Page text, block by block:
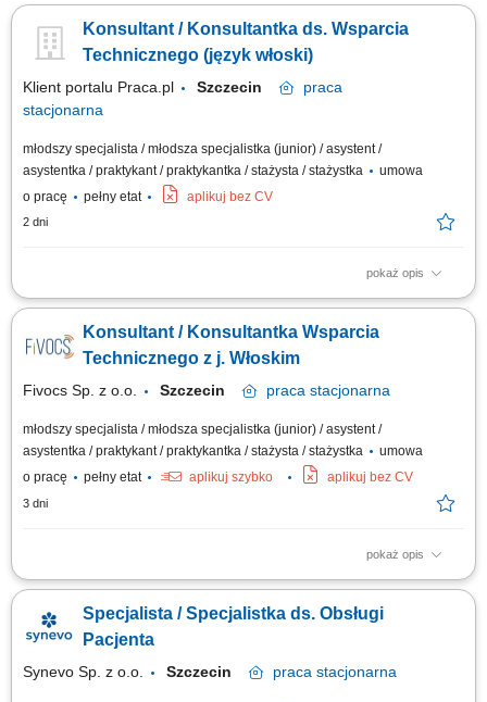
Konsultant / Konsultantka ds. Wsparcia
Technicznego (język włoski)
Klient portalu Praca.pl Szczecin
praca
stacjonarna
młodszy specjalista / młodsza specjalistka (junior) / asystent /
asystentka / praktykant / praktykantka / stażysta / stażystka
umowa
o pracę
pełny etat aplikuj bez CV
2 dni
pokaż opis
obsługa zgłoszeń technicznych klientów włoskojęzycznych poprzez
rozwiązań, prowadzenie dokumentacji zgłoszeń w systemie ticketowym,
współpraca z zespołami specjalistycznymi przy rozwiązywaniu bardziej
Konsultant / Konsultantka Wsparcia
Technicznego z j. Włoskim
Fivocs Sp. z o.o. Szczecin praca stacjonarna
młodszy specjalista / młodsza specjalistka (junior) / asystent /
asystentka / praktykant / praktykantka / stażysta / stażystka
umowa
o pracę
pełny etat aplikuj szybko aplikuj bez CV
3 dni
pokaż opis
Opis stanowiska Udzielanie profesjonalnego wsparcia technicznego
rozwiązywanie zgłaszanych problemów technicznych związanych z
produktami firmy. Dokumentowanie zgłoszeń oraz podejmowanych
Specjalista / Specjalistka ds. Obsługi
Pacjenta
Synevo Sp. z o.o. Szczecin praca stacjonarna